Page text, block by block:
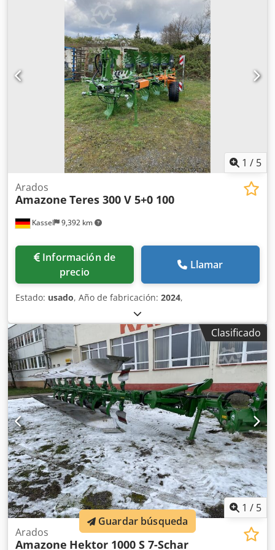
1 / 5
Kassel 9,392 km
Arados
Amazone Teres 300 V 5+0 100
Información de
precio
Llamar
Estado: usado, Año de fabricación: 2024,
Clasificado
1 / 5
Arados
Amazone Hektor 1000 S 7-Schar
Guardar búsqueda